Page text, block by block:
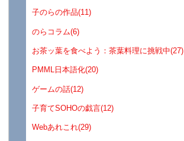
子のらの作品(11)
のらコラム(6)
お茶ッ葉を食べよう：茶葉料理に挑戦中(27)
PMML日本語化(20)
ゲームの話(12)
子育てSOHOの戯言(12)
Webあれこれ(29)